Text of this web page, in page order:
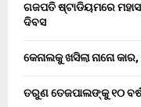
ଗଜପତି ଷ୍ଟାଡିୟମରେ
ଦିବସ
କେନାଲକୁ ଖସିଲା ନାନୋ
ତରୁଣ ତେଜପାଲଙ୍କୁ ୧୦